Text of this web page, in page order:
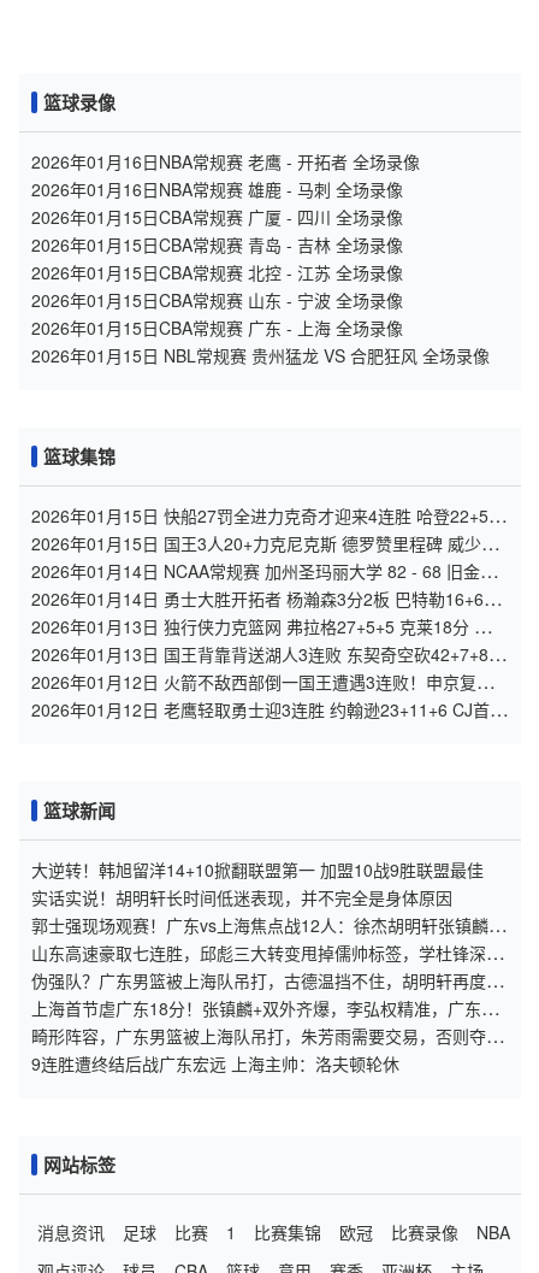
篮球录像
2026年01月16日NBA常规赛 老鹰 - 开拓者 全场录像
2026年01月16日NBA常规赛 雄鹿 - 马刺 全场录像
2026年01月15日CBA常规赛 广厦 - 四川 全场录像
2026年01月15日CBA常规赛 青岛 - 吉林 全场录像
2026年01月15日CBA常规赛 北控 - 江苏 全场录像
2026年01月15日CBA常规赛 山东 - 宁波 全场录像
2026年01月15日CBA常规赛 广东 - 上海 全场录像
2026年01月15日 NBL常规赛 贵州猛龙 VS 合肥狂风 全场录像
篮球集锦
2026年01月15日 快船27罚全进力克奇才迎来4连胜 哈登22+5+8
伦纳德33分4断
2026年01月15日 国王3人20+力克尼克斯 德罗赞里程碑 威少11
助 布伦森伤退
2026年01月14日 NCAA常规赛 加州圣玛丽大学 82 - 68 旧金山
大学 全场集锦
2026年01月14日 勇士大胜开拓者 杨瀚森3分2板 巴特勒16+6+5
库里9中2送11助
2026年01月13日 独行侠力克篮网 弗拉格27+5+5 克莱18分 小波
特28+9
2026年01月13日 国王背靠背送湖人3连败 东契奇空砍42+7+8+4
断 威少22+5+7
2026年01月12日 火箭不敌西部倒一国王遭遇3连败！申京复出
19+9 阿门31+13+6
2026年01月12日 老鹰轻取勇士迎3连胜 约翰逊23+11+6 CJ首秀
篮球新闻
大逆转！韩旭留洋14+10掀翻联盟第一 加盟10战9胜联盟最佳
实话实说！胡明轩长时间低迷表现，并不完全是身体原因
郭士强现场观赛！广东vs上海焦点战12人：徐杰胡明轩张镇麟领
衔
山东高速豪取七连胜，邱彪三大转变甩掉儒帅标签，学杜锋深得
精髓
伪强队？广东男篮被上海队吊打，古德温挡不住，胡明轩再度拉
胯
上海首节虐广东18分！张镇麟+双外齐爆，李弘权精准，广东太
铁了
畸形阵容，广东男篮被上海队吊打，朱芳雨需要交易，否则夺冠
无望
9连胜遭终结后战广东宏远 上海主帅：洛夫顿轮休
网站标签
消息资讯 足球 比赛 1 比赛集锦 欧冠 比赛录像
NBA